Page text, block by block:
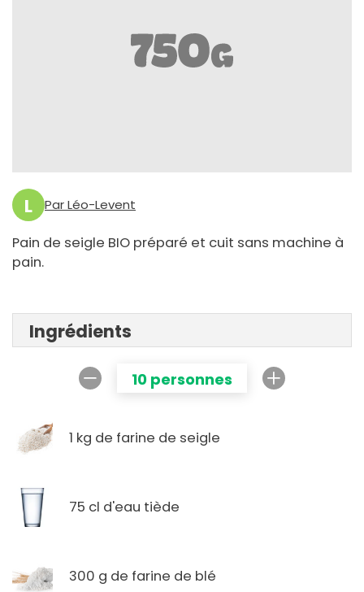
L Par Léo-Levent
Pain de seigle BIO préparé et cuit sans machine à
pain.
Ingrédients
10 personnes
1 kg de farine de seigle
75 cl d'eau tiède
300 g de farine de blé